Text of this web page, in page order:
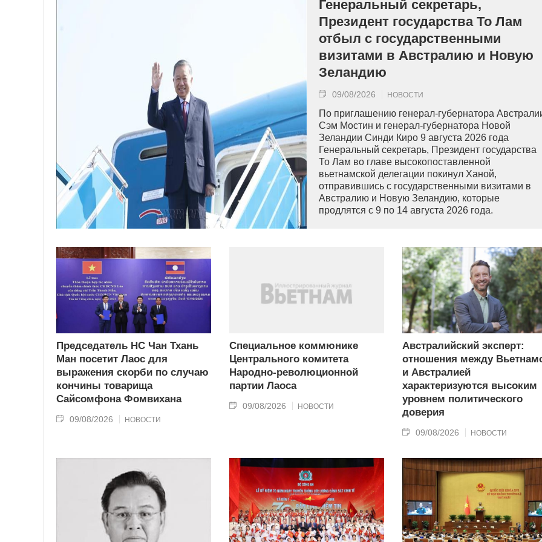
Генеральный секретарь,
Президент государства То Лам
отбыл с государственными
визитами в Австралию и Новую
Зеландию
09/08/2026 НОВОСТИ
По приглашению генерал-губернатора
Сэм Мостин и генерал-губернатора Новой
Зеландии Синди Киро 9 августа 2026 года
Генеральный секретарь, Президент государства
То Лам во главе высокопоставленной
вьетнамской делегации покинул Ханой,
отправившись с государственными визитами в
Австралию и Новую Зеландию, которые
продлятся с 9 по 14 августа 2026 года.
Председатель НС Чан Тхань
Ман посетит Лаос для
выражения скорби по случаю
кончины товарища
Сайсомфона Фомвихана
09/08/2026 НОВОСТИ
Специальное коммюнике
Центрального комитета
Народно-революционной
партии Лаоса
09/08/2026 НОВОСТИ
Австралийский эксперт:
отношения между
и Австралией
характеризуются высоким
уровнем политического
доверия
09/08/2026 НОВОСТИ